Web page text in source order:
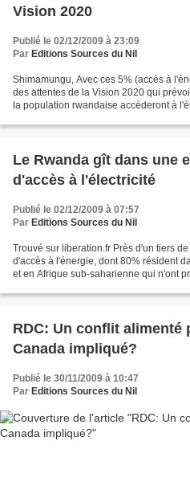
Vision 2020
Publié le 02/12/2009 à 23:09
Par Editions Sources du Nil
Shimamungu, Avec ces 5% (accès à
des attentes de la Vision 2020 qui
la population rwandaise accèderont à
Le Rwanda gît dans une
d'accès à l'électricité
Publié le 02/12/2009 à 07:57
Par Editions Sources du Nil
Trouvé sur liberation.fr Près d'un tiers
d'accès à l'énergie, dont 80% résident
et en Afrique sub-saharienne qui n'ont
RDC: Un conflit alimenté
Canada impliqué?
Publié le 30/11/2009 à 10:47
Par Editions Sources du Nil